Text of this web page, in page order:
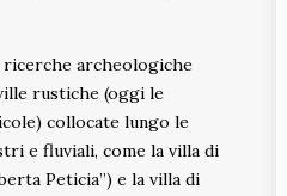
ricerche archeologiche
rustiche (oggi le
collocate lungo le
e fluviali, come la villa di
Peticia”) e la villa di